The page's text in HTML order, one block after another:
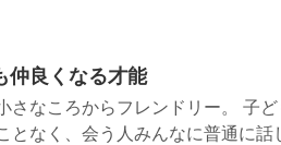
仲良くなる才能
さなころからフレンドリー。 子
となく、会う人みんなに普通に話